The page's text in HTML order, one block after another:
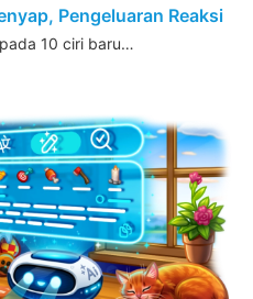
Pengeluaran Reaksi
10 ciri baru…